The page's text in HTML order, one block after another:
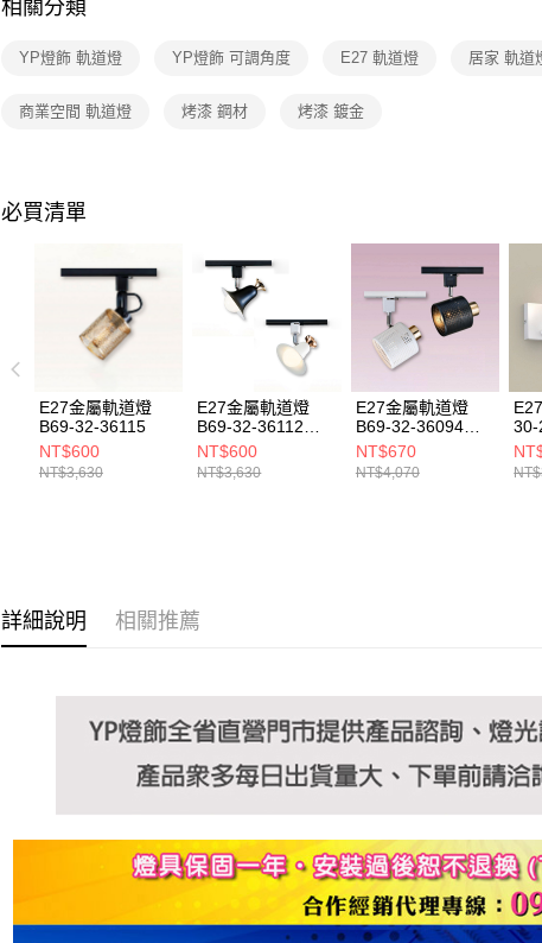
絡
「
即
結
５
形
相關分類
YP燈飾 軌道燈 YP燈飾 可調角度 E27 軌道燈 居家 軌道
商業空間 軌道燈 烤漆 鋼材 烤漆 鍍金
必買清單
E27金屬軌道燈
B69-32-36115
NT$600
NT$3,630
E27金屬軌道燈
B69-32-36112
36113
NT$600
NT$3,630
E27金屬軌道燈
B69-32-36094
36095
NT$670
NT$4,070
30-
詳細說明 相關推薦